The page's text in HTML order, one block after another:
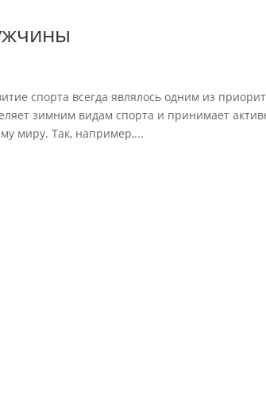
спорта всегда являлось одним из
зимним видам спорта и принимает
миру. Так, например,...